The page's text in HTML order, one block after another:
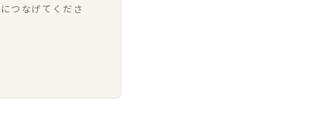
つなげてくださ